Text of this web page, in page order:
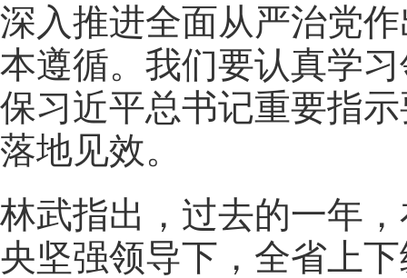
深入推进全面从严治党
本遵循。我们要认真学
保习近平总书记重要指
落地见效。
林武指出，过去的一年
央坚强领导下，全省上